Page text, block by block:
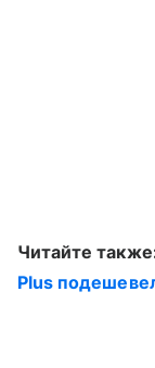
Читайте
Plus